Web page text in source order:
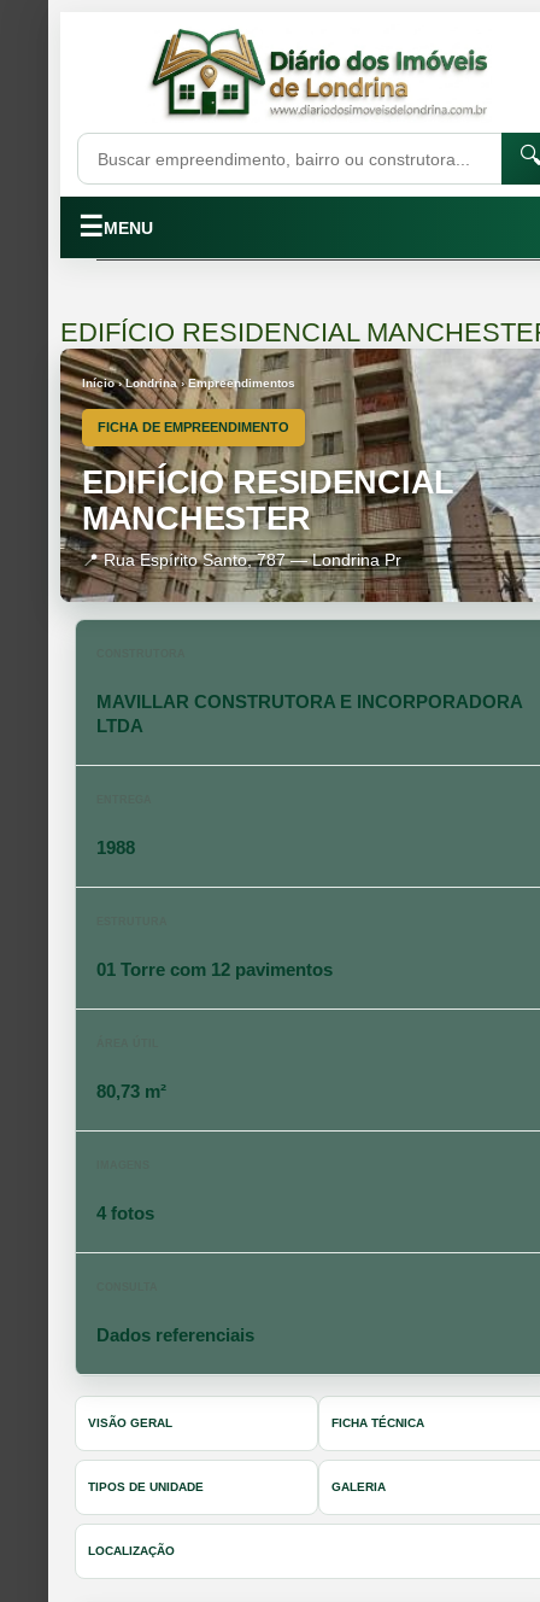
☰MENU
EDIFÍCIO RESIDENCIAL
Início › Londrina › Empreendimentos
FICHA DE EMPREENDIMENTO
EDIFÍCIO RESIDENCIAL
MANCHESTER
📍 Rua Espírito Santo, 787 — Londrina Pr
MAVILLAR CONSTRUTORA E INCORPORADORA
LTDA
1988
01 Torre com 12 pavimentos
80,73 m²
4 fotos
Dados referenciais
VISÃO GERAL FICHA TÉCNICA
TIPOS DE UNIDADE GALERIA
LOCALIZAÇÃO